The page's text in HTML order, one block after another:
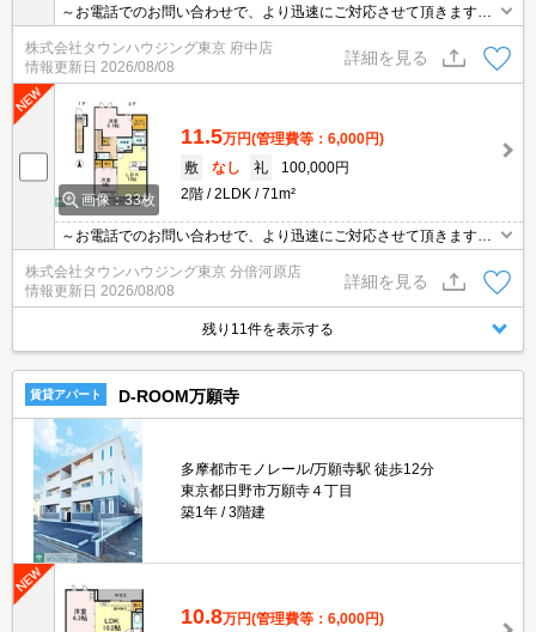
～お電話でのお問い合わせで、より迅速にご対応させて頂きます～
地域密着タウンハウジングまで～
株式会社タウンハウジング東京 府中店
情報更新日 2026/08/08
詳細を見る
画像：33枚
11.5万円(管理費等：6,000円)
敷
なし 礼
100,000円
2階
2LDK 71m²
～お電話でのお問い合わせで、より迅速にご対応させて頂きます～
地域密着タウンハウジングまで～
株式会社タウンハウジング東京 分倍河原店
情報更新日 2026/08/08
詳細を見る
残り11件を表示する
賃貸アパート D-ROOM万願寺
多摩都市モノレール/万願寺駅 徒歩12分
東京都日野市万願寺４丁目
築1年
3階建
10.8万円(管理費等：6,000円)